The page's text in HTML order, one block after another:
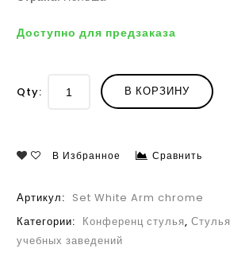
Доступно для предзаказа
Qty: В КОРЗИНУ
В Избранное Сравнить
Артикул: Set White Arm chrome
Категории: Конференц стулья, Стулья
учебных заведений